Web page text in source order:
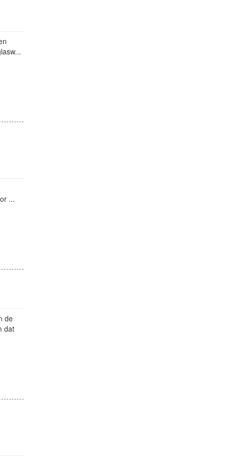
...
de
dat